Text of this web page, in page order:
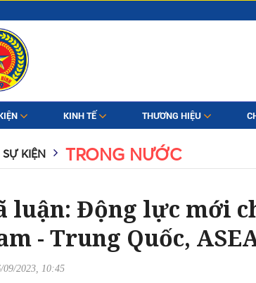
KINH TẾ THƯƠNG HIỆU
SỰ KIỆN TRONG NƯỚC
luận: Động lực mới
- Trung Quốc,
2023, 10:45